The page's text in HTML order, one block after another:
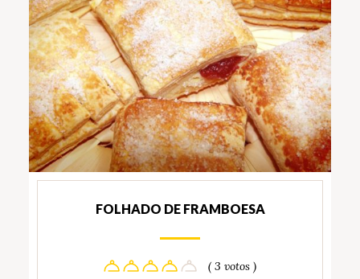
FOLHADO DE FRAMBOESA
( 3 votos )